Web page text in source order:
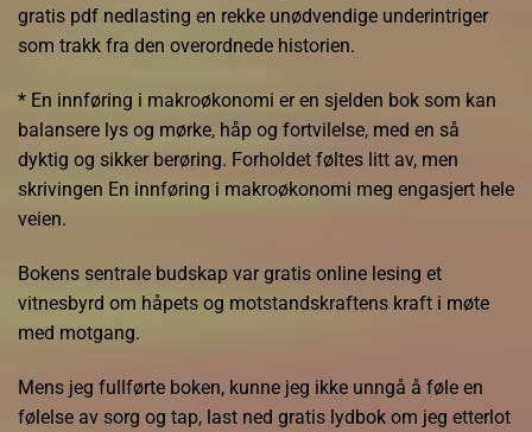
gratis pdf nedlasting en rekke unødvendige underintriger
som trakk fra den overordnede historien.
* En innføring i makroøkonomi er en sjelden bok som kan
balansere lys og mørke, håp og fortvilelse, med en så
dyktig og sikker berøring. Forholdet føltes litt av, men
skrivingen En innføring i makroøkonomi meg engasjert hele
veien.
Bokens sentrale budskap var gratis online lesing et
vitnesbyrd om håpets og motstandskraftens kraft i møte
med motgang.
Mens jeg fullførte boken, kunne jeg ikke unngå å føle en
følelse av sorg og tap, last ned gratis lydbok om jeg etterlot